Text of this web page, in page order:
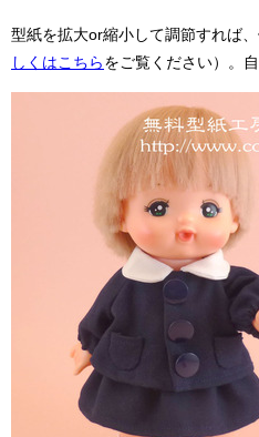
型紙を拡大or縮小して調節すれば
しくはこちら をご覧ください）。